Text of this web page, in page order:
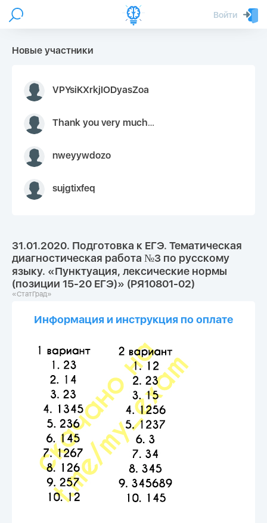
Войти
Новые участники
VPYsiKXrkjIODyasZoa
Thank you very much for your inquiry We appreciate you 9126052 https://youtube.com faceapple !
nweyywdozo
sujgtixfeq
31.01.2020. Подготовка к ЕГЭ. Тематическая
диагностическая работа №3 по русскому
языку. «Пунктуация, лексические нормы
(позиции 15-20 ЕГЭ)» (РЯ10801-02)
«СтатГрад»
Информация и инструкция по оплате